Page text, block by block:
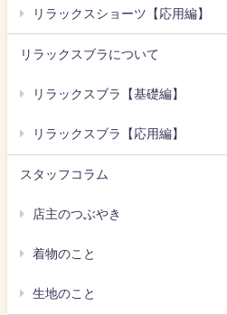
リラックスショーツ【応用編】
リラックスブラについて
リラックスブラ【基礎編】
リラックスブラ【応用編】
スタッフコラム
店主のつぶやき
着物のこと
生地のこと